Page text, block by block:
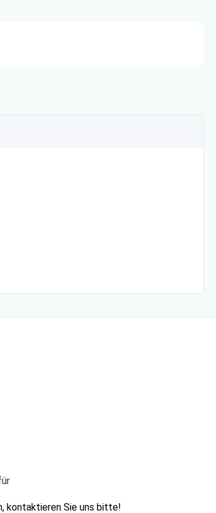
kontaktieren Sie uns bitte!